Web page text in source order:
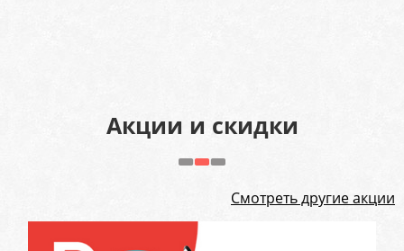
Акции и скидки
Смотреть другие акции